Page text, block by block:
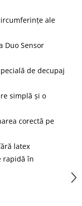
ale
Duo Sensor
de decupaj
simplă și o
corectă pe
latex
rapidă în